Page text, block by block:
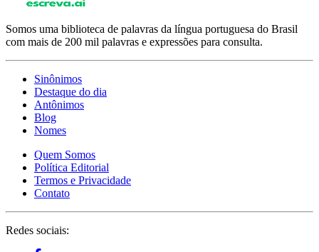
Somos uma biblioteca de palavras da língua portuguesa do Brasil
com mais de 200 mil palavras e expressões para consulta.
Sinônimos
Destaque do dia
Antônimos
Blog
Nomes
Quem Somos
Política Editorial
Termos e Privacidade
Contato
Redes sociais: